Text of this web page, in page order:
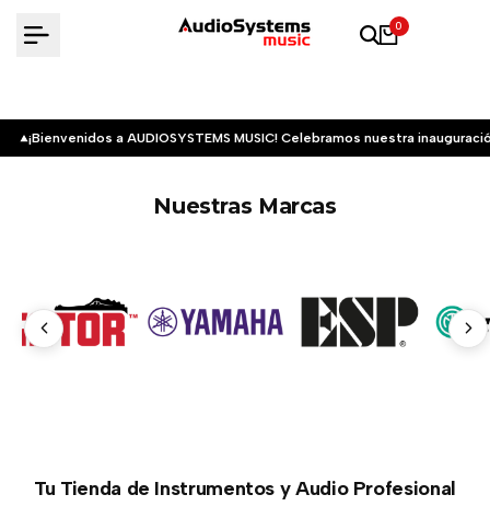
0
¡Bienvenidos a AUDIOSYSTEMS MUSIC! Celebramos nuestra
Nuestras Marcas
Tu Tienda de Instrumentos y Audio Profesional